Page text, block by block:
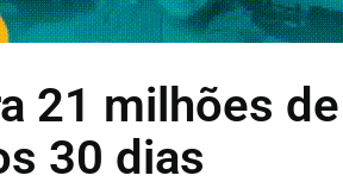
21 milhões de
30 dias